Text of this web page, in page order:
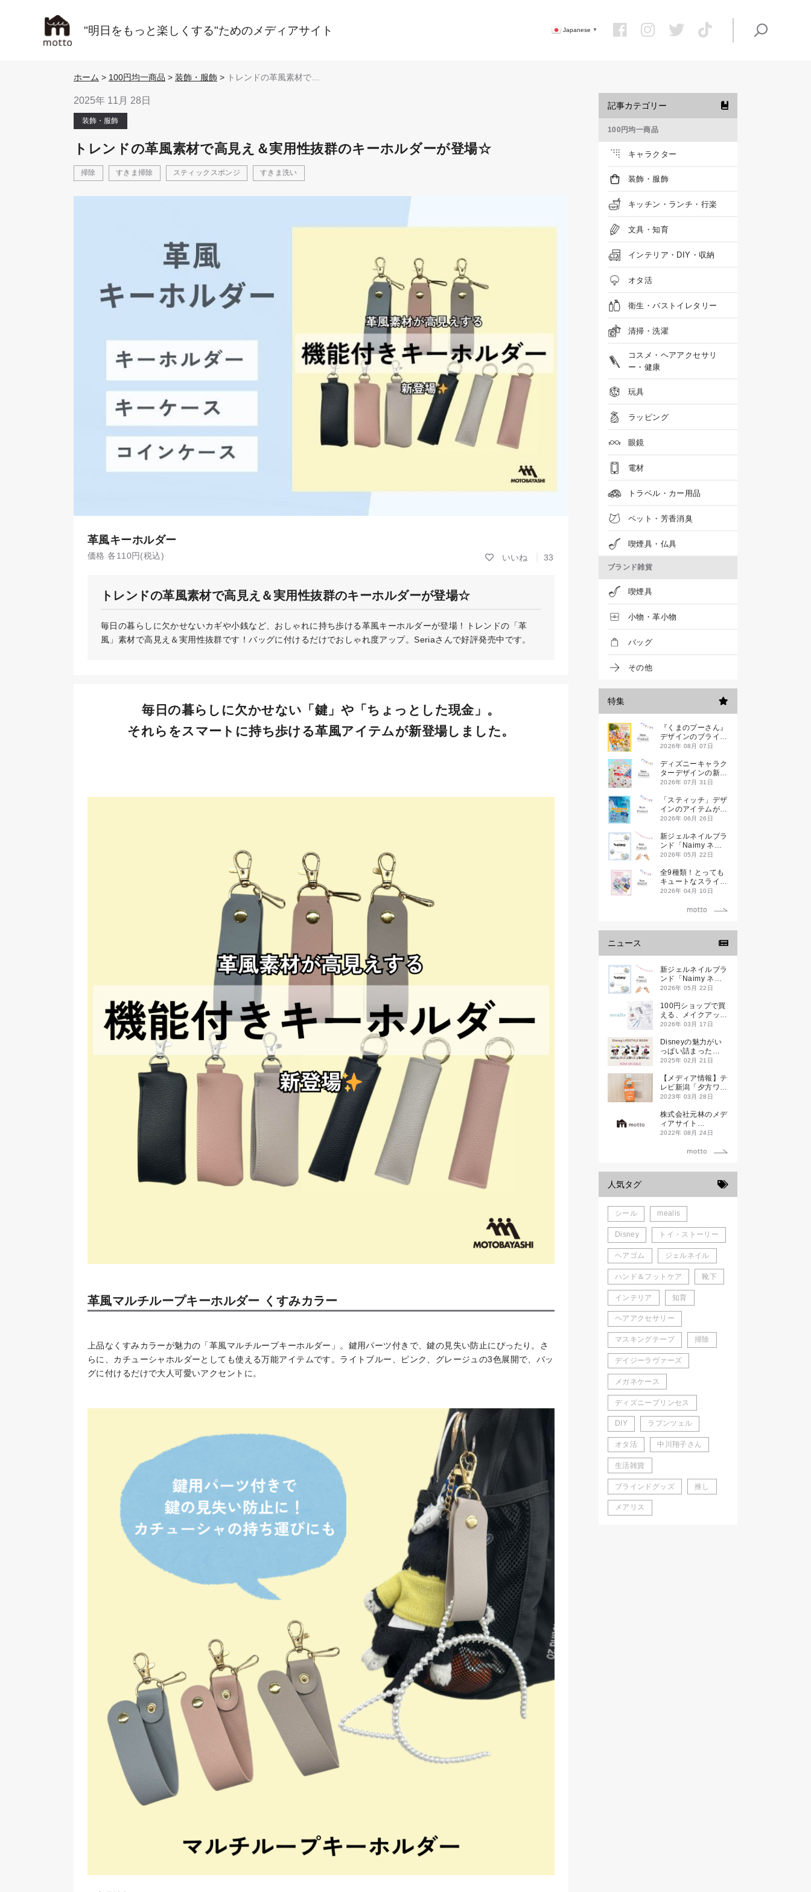
"明日をもっと楽しくする"ためのメディアサイト Japanese ▼
ホーム > 100円均一商品 > 装飾・服飾 > トレンドの革風素材で高
2025年 11月 28日
装飾・服飾
トレンドの革風素材で高見え＆実用性抜群のキーホルダーが登場☆
掃除 すきま掃除 スティックスポンジ すきま洗い
33
革風キーホルダー
価格 各110円(税込)
トレンドの革風素材で高見え＆実用性抜群のキーホルダーが登場☆
毎日の暮らしに欠かせないカギや小銭など、おしゃれに持ち歩ける革風キーホルダーが登場！トレンドの「革
風」素材で高見え＆実用性抜群です！バッグに付けるだけでおしゃれ度アップ。Seriaさんで好評発売中です。
毎日の暮らしに欠かせない「鍵」や「ちょっとした現金」。
それらをスマートに持ち歩ける革風アイテムが新登場しました。
革風マルチループキーホルダー くすみカラー
上品なくすみカラーが魅力の「革風マルチループキーホルダー」。鍵用パーツ付きで、鍵の見失い防止にぴったり。さ
らに、カチューシャホルダーとしても使える万能アイテムです。ライトブルー、ピンク、グレージュの3色展開で、バッ
グに付けるだけで大人可愛いアクセントに。
記事カテゴリー
100円均一商品
キャラクター
装飾・服飾
キッチン・ランチ・行楽
文具・知育
インテリア・DIY・収納
オタ活
衛生・バストイレタリー
清掃・洗濯
コスメ・ヘアアクセサリ
ー・健康
玩具
ラッピング
眼鏡
電材
トラベル・カー用品
ペット・芳香消臭
喫煙具・仏具
ブランド雑貨
喫煙具
小物・革小物
バッグ
その他
特集
『くまのプーさん』
デザインのブライン
ドミニハンドタオル
2026年 08月 07日
ディズニーキャラク
ターデザインの新作
シールが一挙発売
2026年 07月 31日
「スティッチ」デザ
インのアイテムが新
登場です
2026年 06月 26日
新ジェルネイルブラ
ンド「Naimy ネイ
ミィ」が誕生します
2026年 05月 22日
全9種類！とっても
キュートなスライダ
ーケースが新登場し
2026年 04月 10日
ニュース
新ジェルネイルブラ
ンド「Naimy ネイ
ミィ」が誕生します
2026年 05月 22日
100円ショップで買
える、メイクアップ
ブランド
ス）」誕生。
2026年 03月 17日
Disneyの魅力がい
っぱい詰まった
『Disney
』が2月21日(金)に
新発売！
2025年 02月 21日
【メディア情報】テ
レビ新潟「夕方ワイ
ド新潟一番」
2023年 03月 28日
株式会社元林のメデ
ィアサイト
「motto」がローン
2022年 08月 24日
人気タグ
シール mealis
Disney トイ・ストーリー
ヘアゴム ジェルネイル
ハンド＆フットケア 靴下
インテリア 知育
ヘアアクセサリー
マスキングテープ 掃除
デイジーラヴァーズ
メガネケース
ディズニープリンセス
DIY ラプンツェル
オタ活 中川翔子さん
生活雑貨
ブラインドグッズ 推し
メアリス